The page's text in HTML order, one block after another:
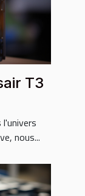
T3
l'univers
nous...